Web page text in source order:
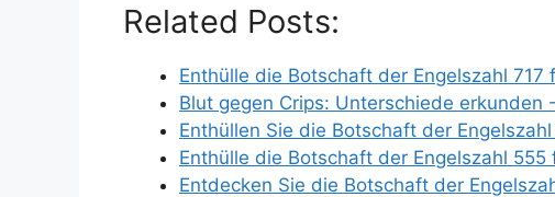
Related Posts:
Enthülle die Botschaft der Engelszahl 717
Blut gegen Crips: Unterschiede erkunden
Enthüllen Sie die Botschaft der
Enthülle die Botschaft der Engelszahl 555
Entdecken Sie die Botschaft der